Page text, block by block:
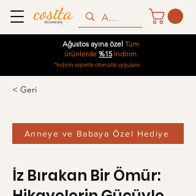
Ağustos ayına özel Tüm
ürünlerde %15İndirim
*İndirim sepette otomatik uygulanır.
< Geri
Anneye ve Babaya Özel Hediye
İz Bırakan Bir Ömür: